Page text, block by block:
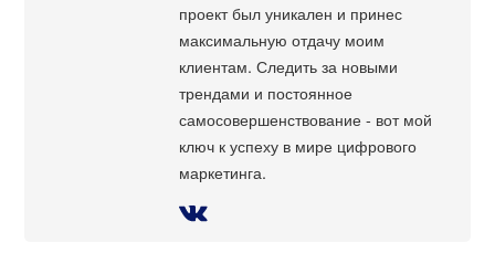
проект был уникален и принес
максимальную отдачу моим
клиентам. Следить за новыми
трендами и постоянное
самосовершенствование - вот мой
ключ к успеху в мире цифрового
маркетинга.